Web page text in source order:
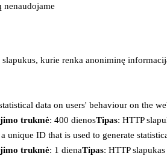
nenaudojame
kurie renka anoniminę
data on users' behaviour on the
trukmė: 400 dienosTipas: HTTP
unique ID that is used to generate
trukmė: 1 dienaTipas: HTTP slapukas